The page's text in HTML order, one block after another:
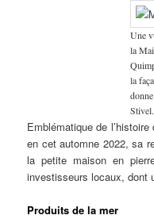
Une
la
la
Stivel.
Emblématique de
en cet automne 2022, sa
la petite maison en
investisseurs locaux, dont
Produits de la mer